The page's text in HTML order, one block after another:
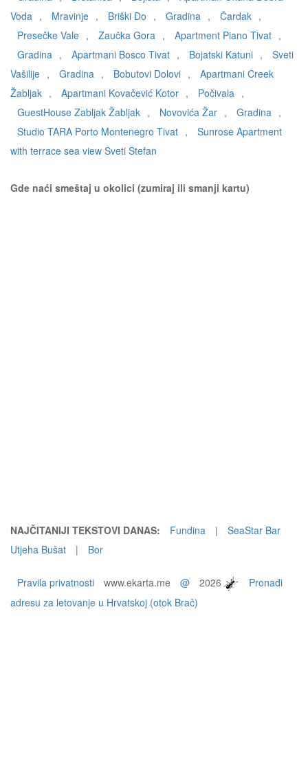
Voda , Mravinje , Briški Do , Gradina , Čardak ,
Presečke Vale , Zaučka Gora , Apartment Piano Tivat ,
Gradina , Apartmani Bosco Tivat , Bojatski Katuni ,
Sveti
Vašilije , Gradina , Bobutovi Dolovi ,
Apartmani Creek
Žabljak , Apartmani Kovačević Kotor , Počivala ,
GuestHouse Zabljak Žabljak , Novovića Žar , Gradina ,
Studio TARA Porto Montenegro Tivat ,
Sunrose Apartment
with terrace sea view Sveti Stefan
Gde naći smeštaj u okolici (zumiraj ili smanji kartu)
NAJČITANIJI TEKSTOVI DANAS: Fundina |
SeaStar Bar
Utjeha Bušat
| Bor
Pravila privatnosti www.ekarta.me @ 2026
Pronađi
adresu za letovanje u Hrvatskoj (otok Brač)